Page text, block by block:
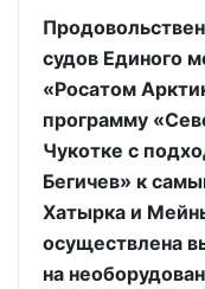
судов Единого
«Росатом
программу
Чукотке с
Бегичев» к
Хатырка и
осуществлена
на